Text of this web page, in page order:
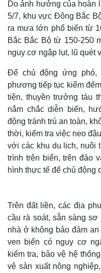
Do ảnh hưởng của hoàn
5/7, khu vực Đông Bắc
ra mưa lớn phổ biến từ
Bắc Bắc Bộ từ 150-250
nguy cơ ngập lụt, lũ quét
Để chủ động ứng phó,
phương tiếp tục kiểm
tiện, thuyền trưởng tàu
nắm chắc diễn biến,
động tránh trú an toàn,
thời, kiểm tra việc neo
với các khu du lịch, nuôi
trình trên biển, trên đảo
hình thực tế để chủ động
Trên đất liền, các địa
cầu rà soát, sẵn sàng
nhà ở không bảo đảm
ven biển có nguy cơ
kiểm tra, bảo vệ hệ
vệ sản xuất nông